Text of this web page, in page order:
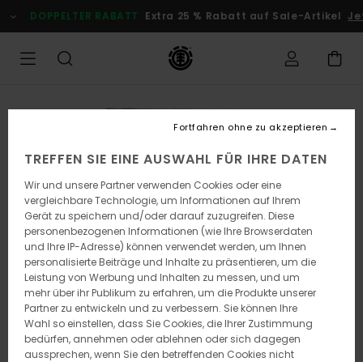
zur
Produktinformation
DOPPELTER RABATT Extra 25 % Rabatt auf Sale-Artikel
TREFFEN SIE EINE AUSWAHL FÜR IHRE DATEN
Wir und unsere Partner verwenden Cookies oder eine
vergleichbare Technologie, um Informationen auf Ihrem
Gerät zu speichern und/oder darauf zuzugreifen. Diese
personenbezogenen Informationen (wie Ihre Browserdaten
und Ihre IP-Adresse) können verwendet werden, um Ihnen
personalisierte Beiträge und Inhalte zu präsentieren, um die
Leistung von Werbung und Inhalten zu messen, und um
mehr über ihr Publikum zu erfahren, um die Produkte unserer
Partner zu entwickeln und zu verbessern. Sie können Ihre
Wahl so einstellen, dass Sie Cookies, die Ihrer Zustimmung
bedürfen, annehmen oder ablehnen oder sich dagegen
aussprechen, wenn Sie den betreffenden Cookies nicht
Fortfahren ohne zu akzeptieren